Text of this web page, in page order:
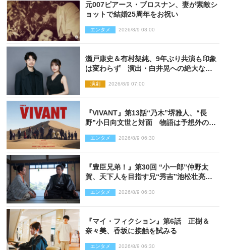
元007ピアース・ブロスナン、妻が素敵シ
ョットで結婚25周年をお祝い
エンタメ 2026/8/9 08:00
瀬戸康史＆有村架純、9年ぶり共演も印象
は変わらず 演出・白井晃への絶大なる
演劇 2026/8/9 07:00
『VIVANT』第13話“乃木”堺雅人、“長
野”小日向文世と対面 物語は予想外の展
エンタメ 2026/8/9 06:30
『豊臣兄弟！』第30回 “小一郎”仲野太
賀、天下人を目指す兄“秀吉”池松壮亮
エンタメ 2026/8/9 06:30
『マイ・フィクション』第6話 正樹＆
奈々美、香坂に接触を試みる
エンタメ 2026/8/9 06:30